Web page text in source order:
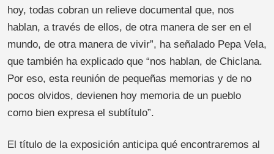
hoy, todas cobran un relieve documental que, nos
hablan, a través de ellos, de otra manera de ser en el
mundo, de otra manera de vivir”, ha señalado Pepa Vela,
que también ha explicado que “nos hablan, de Chiclana.
Por eso, esta reunión de pequeñas memorias y de no
pocos olvidos, devienen hoy memoria de un pueblo
como bien expresa el subtítulo”.
El título de la exposición anticipa qué encontraremos al